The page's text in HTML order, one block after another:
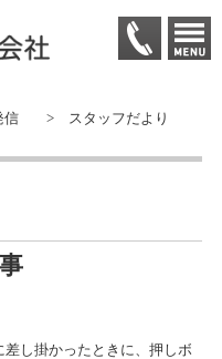
信 > スタッフだより
し掛かったときに、押しボ